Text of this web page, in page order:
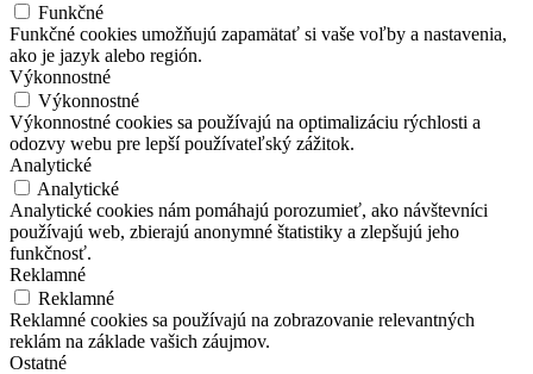
Funkčné
Funkčné cookies umožňujú zapamätať si vaše voľby a nastavenia,
ako je jazyk alebo región.
Výkonnostné
Výkonnostné
Výkonnostné cookies sa používajú na optimalizáciu rýchlosti a
odozvy webu pre lepší používateľský zážitok.
Analytické
Analytické
Analytické cookies nám pomáhajú porozumieť, ako návštevníci
používajú web, zbierajú anonymné štatistiky a zlepšujú jeho
funkčnosť.
Reklamné
Reklamné
Reklamné cookies sa používajú na zobrazovanie relevantných
reklám na základe vašich záujmov.
Ostatné